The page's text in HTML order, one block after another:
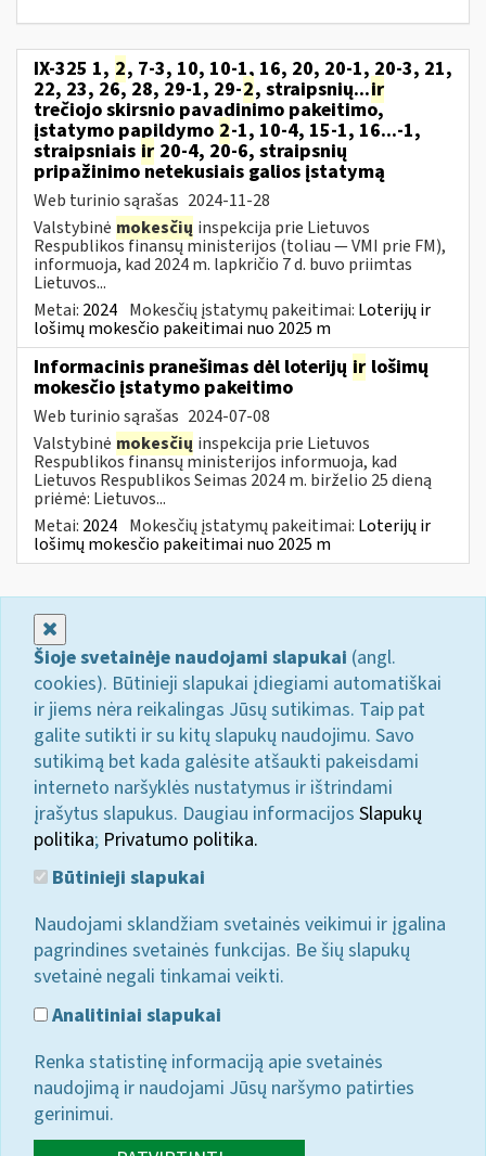
IX-325 1, 2, 7-3, 10, 10-1, 16, 20, 20-1, 20-3, 21,
22, 23, 26, 28, 29-1, 29-2, straipsnių...ir
trečiojo skirsnio pavadinimo pakeitimo,
įstatymo papildymo 2-1, 10-4, 15-1, 16...-1,
straipsniais ir 20-4, 20-6, straipsnių
pripažinimo netekusiais galios įstatymą
Web turinio sąrašas 2024-11-28
Valstybinė mokesčių inspekcija prie Lietuvos
Respublikos finansų ministerijos (toliau — VMI prie FM),
informuoja, kad 2024 m. lapkričio 7 d. buvo priimtas
Lietuvos...
Metai: 2024 Mokesčių įstatymų pakeitimai: Loterijų ir
lošimų mokesčio pakeitimai nuo 2025 m
Informacinis pranešimas dėl loterijų ir lošimų
mokesčio įstatymo pakeitimo
Web turinio sąrašas 2024-07-08
Valstybinė mokesčių inspekcija prie Lietuvos
Respublikos finansų ministerijos informuoja, kad
Lietuvos Respublikos Seimas 2024 m. birželio 25 dieną
priėmė: Lietuvos...
Metai: 2024 Mokesčių įstatymų pakeitimai: Loterijų ir
lošimų mokesčio pakeitimai nuo 2025 m
Šioje svetainėje naudojami slapukai (angl.
cookies). Būtinieji slapukai įdiegiami automatiškai
ir jiems nėra reikalingas Jūsų sutikimas. Taip pat
galite sutikti ir su kitų slapukų naudojimu. Savo
sutikimą bet kada galėsite atšaukti pakeisdami
interneto naršyklės nustatymus ir ištrindami
įrašytus slapukus. Daugiau informacijos Slapukų
politika; Privatumo politika.
Būtinieji slapukai
Naudojami sklandžiam svetainės veikimui ir įgalina
pagrindines svetainės funkcijas. Be šių slapukų
svetainė negali tinkamai veikti.
Analitiniai slapukai
Renka statistinę informaciją apie svetainės
naudojimą ir naudojami Jūsų naršymo patirties
gerinimui.